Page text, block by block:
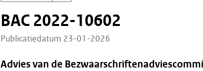
BAC 2022-10602
Publicatiedatum 23-01-2026
Advies van de